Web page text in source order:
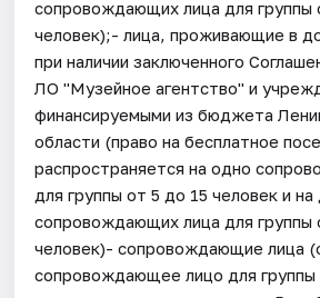
сопровождающих лица для группы
человек);- лица, проживающие в
при наличии заключенного
ЛО "Музейное агентство" и
финансируемыми из бюджета
области (право на бесплатное
распространяется на одно
для группы от 5 до 15 человек и на
сопровождающих лица для группы
человек)- сопровождающие лица
сопровождающее лицо для группы